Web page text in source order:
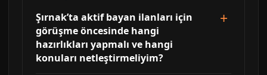
Şırnak’ta aktif bayan ilanları için
görüşme öncesinde hangi
hazırlıkları yapmalı ve hangi
konuları netleştirmeliyim?